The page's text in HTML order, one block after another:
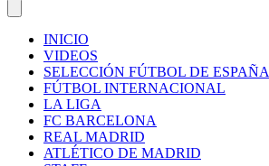
INICIO
VIDEOS
SELECCIÓN FÚTBOL DE ESPAÑA
FÚTBOL INTERNACIONAL
LA LIGA
FC BARCELONA
REAL MADRID
ATLÉTICO DE MADRID